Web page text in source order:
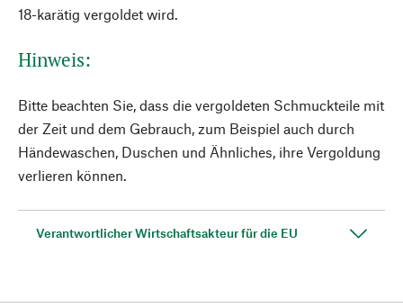
18-karätig vergoldet wird.
Hinweis:
Bitte beachten Sie, dass die vergoldeten Schmuckteile mit
der Zeit und dem Gebrauch, zum Beispiel auch durch
Händewaschen, Duschen und Ähnliches, ihre Vergoldung
verlieren können.
Verantwortlicher Wirtschaftsakteur für die EU